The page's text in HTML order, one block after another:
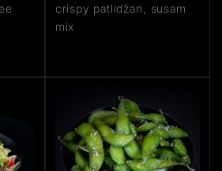
crispy patlidžan, susam
mix